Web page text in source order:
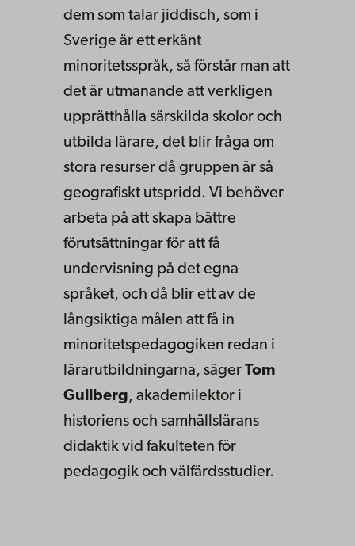
dem som talar jiddisch, som i
Sverige är ett erkänt
minoritetsspråk, så förstår man att
det är utmanande att verkligen
upprätthålla särskilda skolor och
utbilda lärare, det blir fråga om
stora resurser då gruppen är så
geografiskt utspridd. Vi behöver
arbeta på att skapa bättre
förutsättningar för att få
undervisning på det egna
språket, och då blir ett av de
långsiktiga målen att få in
minoritetspedagogiken redan i
lärarutbildningarna, säger Tom
Gullberg, akademilektor i
historiens och samhällslärans
didaktik vid fakulteten för
pedagogik och välfärdsstudier.